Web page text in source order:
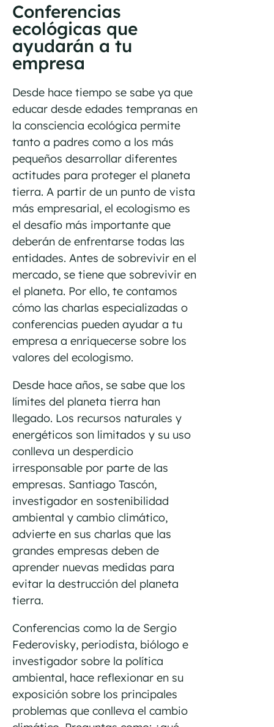
Conferencias
ecológicas que
ayudarán a tu
empresa
Desde hace tiempo se sabe ya que
educar desde edades tempranas en
la consciencia ecológica permite
tanto a padres como a los más
pequeños desarrollar diferentes
actitudes para proteger el planeta
tierra. A partir de un punto de vista
más empresarial, el ecologismo es
el desafío más importante que
deberán de enfrentarse todas las
entidades. Antes de sobrevivir en el
mercado, se tiene que sobrevivir en
el planeta. Por ello, te contamos
cómo las charlas especializadas o
conferencias pueden ayudar a tu
empresa a enriquecerse sobre los
valores del ecologismo.
Desde hace años, se sabe que los
límites del planeta tierra han
llegado. Los recursos naturales y
energéticos son limitados y su uso
conlleva un desperdicio
irresponsable por parte de las
empresas. Santiago Tascón,
investigador en sostenibilidad
ambiental y cambio climático,
advierte en sus charlas que las
grandes empresas deben de
aprender nuevas medidas para
evitar la destrucción del planeta
tierra.
Conferencias como la de Sergio
Federovisky, periodista, biólogo e
investigador sobre la política
ambiental, hace reflexionar en su
exposición sobre los principales
problemas que conlleva el cambio